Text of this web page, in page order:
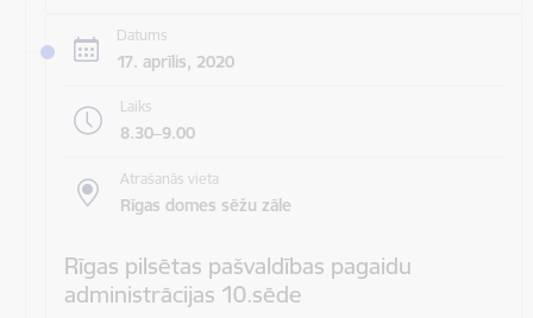
Datums
17. aprīlis, 2020
Laiks
8.30–9.00
Atrašanās vieta
Rīgas domes sēžu zāle
Rīgas pilsētas pašvaldības pagaidu
administrācijas 10.sēde